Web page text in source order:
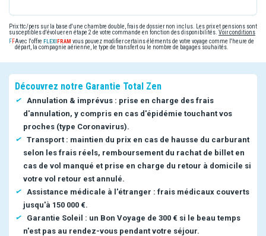
Prix ttc/pers sur la base d'une chambre double, frais de dossier non inclus. Les prix et pensions sont
susceptibles d'évoluer en étape 2 de votre commande en fonction des disponibilités. Voir conditions
Avec l'offre
vous pouvez modifier certains éléments de votre voyage comme l'heure de
départ, la compagnie aérienne, le type de transfert ou le nombre de bagages souhaités.
Découvrez notre Garantie Total Zen
Annulation & imprévus : prise en charge des frais
d'annulation, y compris en cas d'épidémie touchant vos
proches (type Coronavirus).
Transport : maintien du prix en cas de hausse du carburant
selon les frais réels, remboursement du rachat de billet en
cas de vol manqué et prise en charge du retour à domicile si
votre vol retour est annulé.
Assistance médicale à l'étranger : frais médicaux couverts
jusqu'à 150 000 €.
Garantie Soleil : un Bon Voyage de 300 € si le beau temps
n'est pas au rendez-vous pendant votre séjour.